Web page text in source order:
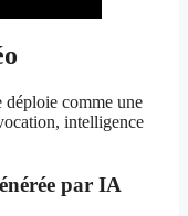
déploie comme une
intelligence
par IA